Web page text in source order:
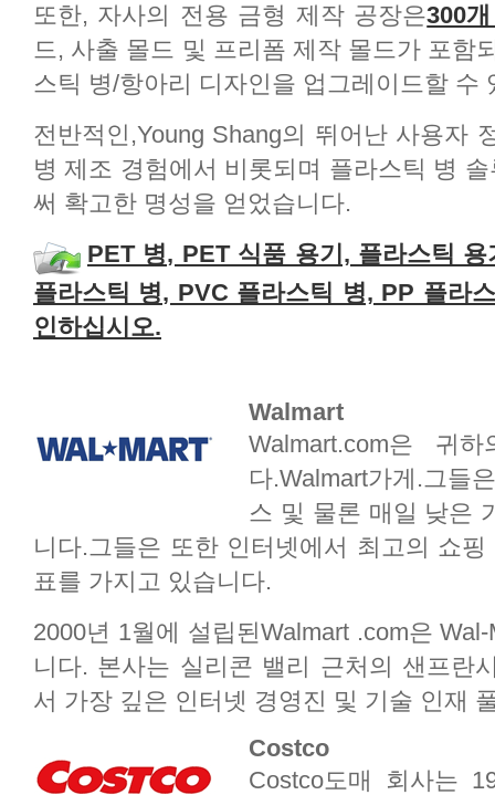
또한, 자사의 전용 금형 제작 공장은300
드, 사출 몰드 및 프리폼 제작 몰드가 포함
스틱 병/항아리 디자인을 업그레이드할 수
전반적인,Young Shang의 뛰어난 사용자
병 제조 경험에서 비롯되며 플라스틱 병
써 확고한 명성을 얻었습니다.
PET 병, PET 식품 용기, 플라스틱
플라스틱 병, PVC 플라스틱 병, PP 플라
인하십시오.
Walmart
Walmart.com은 귀
다.Walmart가게.그들
스 및 물론 매일 낮은
니다.그들은 또한 인터넷에서 최고의 쇼
표를 가지고 있습니다.
2000년 1월에 설립된Walmart .com은
니다. 본사는 실리콘 밸리 근처의 샌프란
서 가장 깊은 인터넷 경영진 및 기술 인재
Costco
Costco도매 회사는